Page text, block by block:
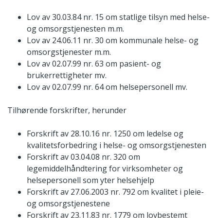
Lov av 30.03.84 nr. 15 om statlige tilsyn med helse-
og omsorgstjenesten m.m.
Lov av 24.06.11 nr. 30 om kommunale helse- og
omsorgstjenester m.m.
Lov av 02.07.99 nr. 63 om pasient- og
brukerrettigheter mv.
Lov av 02.07.99 nr. 64 om helsepersonell mv.
Tilhørende forskrifter, herunder
Forskrift av 28.10.16 nr. 1250 om ledelse og
kvalitetsforbedring i helse- og omsorgstjenesten
Forskrift av 03.04.08 nr. 320 om
legemiddelhåndtering for virksomheter og
helsepersonell som yter helsehjelp
Forskrift av 27.06.2003 nr. 792 om kvalitet i pleie-
og omsorgstjenestene
Forskrift av 23.11.83 nr. 1779 om lovbestemt